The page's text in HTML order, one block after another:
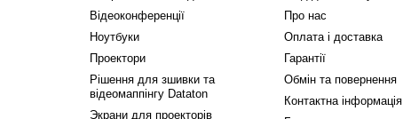
Відеоконференції
Ноутбуки
Проектори
Рішення для зшивки та
відеомаппінгу Dataton
Экрани для проекторів
Про нас
Оплата і доставка
Гарантії
Обмін та повернення
Контактна інформація